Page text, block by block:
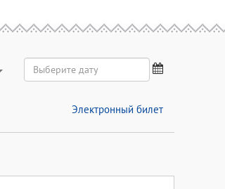
Электронный билет